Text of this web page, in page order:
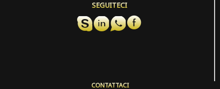
SEGUITECI
CONTATTACI